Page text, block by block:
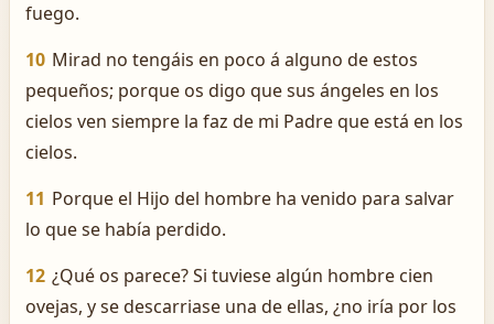
fuego.
10 Mirad no tengáis en poco á alguno de estos
pequeños; porque os digo que sus ángeles en los
cielos ven siempre la faz de mi Padre que está en los
cielos.
11 Porque el Hijo del hombre ha venido para salvar
lo que se había perdido.
12 ¿Qué os parece? Si tuviese algún hombre cien
ovejas, y se descarriase una de ellas, ¿no iría por los